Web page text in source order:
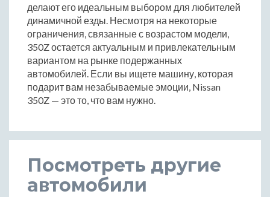
делают его идеальным выбором для любителей
динамичной езды. Несмотря на некоторые
ограничения, связанные с возрастом модели,
350Z остается актуальным и привлекательным
вариантом на рынке подержанных
автомобилей. Если вы ищете машину, которая
подарит вам незабываемые эмоции, Nissan
350Z — это то, что вам нужно.
Посмотреть другие
автомобили